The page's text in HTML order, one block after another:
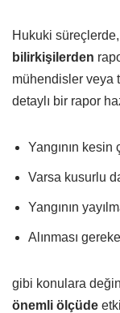
Hukuki
bilirkişilerden
mühendisler veya
detaylı bir rapor
Yangının kesin
Varsa kusurlu
Yangının
Alınması
gibi konulara
önemli ölçüde